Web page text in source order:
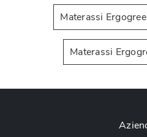
Materassi
Materassi